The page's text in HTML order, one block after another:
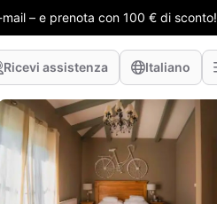
– e prenota con 100 € di sconto!
Ricevi assistenza Italiano